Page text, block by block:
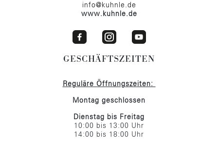
info@kuhnle.de
www.kuhnle.de
GESCHÄFTSZEITEN
Reguläre Öffnungszeiten:
Montag geschlossen
Dienstag bis Freitag
10:00 bis 13:00 Uhr
14:00 bis 18:00 Uhr